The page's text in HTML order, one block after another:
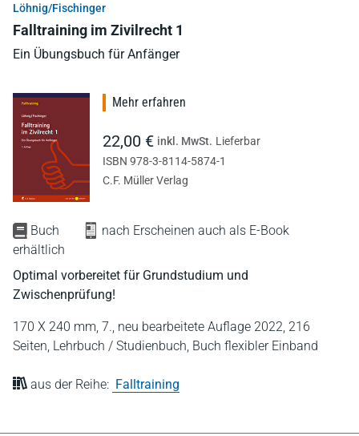
Löhnig/Fischinger
Falltraining im Zivilrecht 1
Ein Übungsbuch für Anfänger
Buch
nach Erscheinen auch als E-Book
erhältlich
Optimal vorbereitet für Grundstudium und
Zwischenprüfung!
170 X 240 mm, 7., neu bearbeitete Auflage 2022, 216
Seiten, Lehrbuch / Studienbuch, Buch flexibler Einband
aus der Reihe: Falltraining
Mehr erfahren
22,00 € inkl. MwSt. Lieferbar
ISBN 978-3-8114-5874-1
C.F. Müller Verlag